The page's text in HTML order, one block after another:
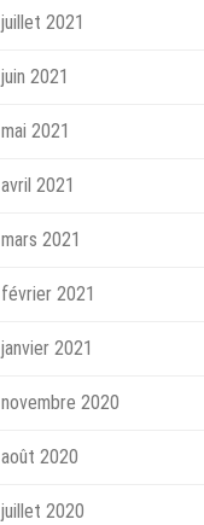
juillet 2021
juin 2021
mai 2021
avril 2021
mars 2021
février 2021
janvier 2021
novembre 2020
août 2020
juillet 2020